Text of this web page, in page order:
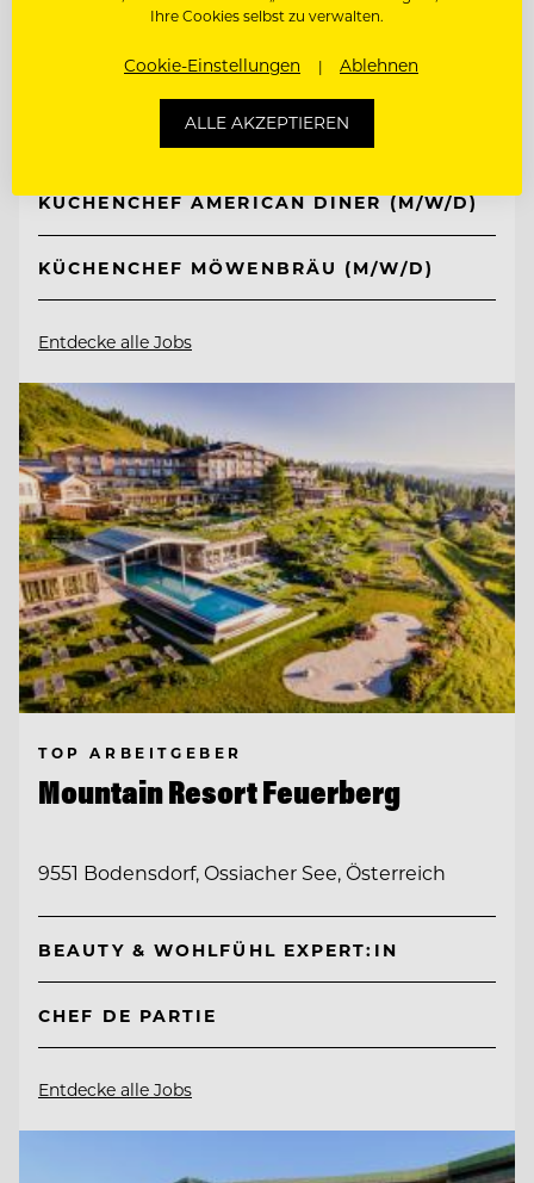
TOP ARBEITGEBER
Weissenhäuser Strand
23758 Weissenhäuser Strand, Deutschland
KÜCHENCHEF AMERICAN DINER (M/W/D)
KÜCHENCHEF MÖWENBRÄU (M/W/D)
Entdecke alle Jobs
TOP ARBEITGEBER
Mountain Resort Feuerberg
9551 Bodensdorf, Ossiacher See, Österreich
BEAUTY & WOHLFÜHL EXPERT:IN
CHEF DE PARTIE
Entdecke alle Jobs
Ihre Cookies selbst zu verwalten.
Cookie-Einstellungen Ablehnen
ALLE AKZEPTIEREN